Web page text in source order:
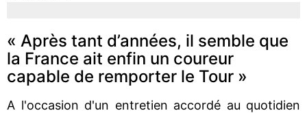
« Après tant d’années, il semble que
la France ait enfin un coureur
capable de remporter le Tour »
A l'occasion d'un entretien accordé au quotidien